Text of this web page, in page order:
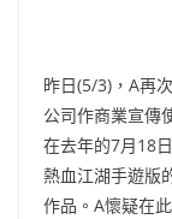
昨日(5/3)，A再
公司作商業宣傳
在去年的7月18
熱血江湖手遊版
作品。A懷疑在